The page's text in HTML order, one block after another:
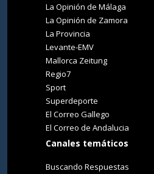
La Opinión de Málaga
La Opinión de Zamora
La Provincia
Levante-EMV
Mallorca Zeitung
Regio7
Sport
Superdeporte
El Correo Gallego
El Correo de Andalucia
Canales temáticos
Buscando Respuestas